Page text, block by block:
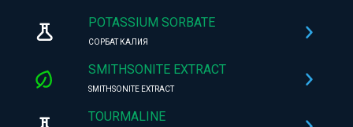
POTASSIUM SORBATE
СОРБАТ КАЛИЯ
SMITHSONITE EXTRACT
SMITHSONITE EXTRACT
TOURMALINE